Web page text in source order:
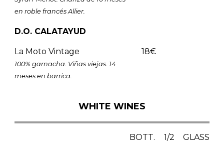
en roble francés Allier.
D.O. CALATAYUD
La Moto Vintage
100% garnacha. Viñas viejas. 14
meses en barrica.
18€
WHITE WINES
BOTT. 1/2 GLASS